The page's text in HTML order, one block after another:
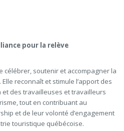
pour la relève
célébrer, soutenir et accompagner la
reconnaît et stimule l’apport des
des travailleuses et travailleurs
tout en contribuant au
et de leur volonté d’engagement
touristique québécoise.